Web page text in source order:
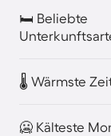
🛏️ Beliebte
🌡️ Wärmste
🥶 Kälteste